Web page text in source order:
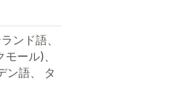
ンド語、
ール)、
ン語、 タ